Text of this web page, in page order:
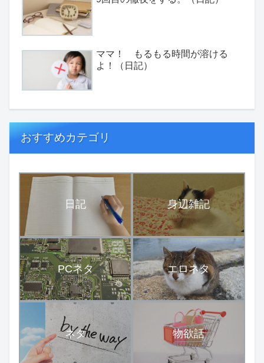
ママ！ もるもる時間が溶ける
よ！（日記）
おすすめカテゴリ
日記 身辺雑記
PCネタ エロネタ
ネタ 物欲話